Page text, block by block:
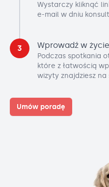
Wystarczy kliknąć
e-mail w dniu
3 Wprowadź w
Podczas spotkania
które z łatwością
wizyty znajdziesz
Umów poradę